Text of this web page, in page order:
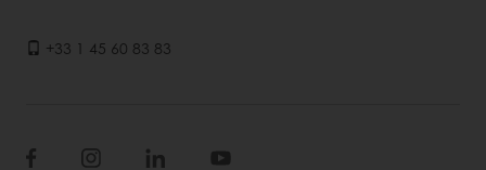
+33 1 45 60 83 83